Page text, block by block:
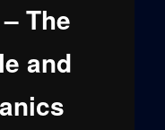
The
and